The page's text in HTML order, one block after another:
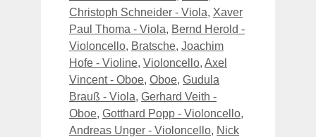
Christoph Schneider - Viola, Xaver
Paul Thoma - Viola, Bernd Herold -
Violoncello, Bratsche, Joachim
Hofe - Violine, Violoncello, Axel
Vincent - Oboe, Oboe, Gudula
Brauß - Viola, Gerhard Veith -
Oboe, Gotthard Popp - Violoncello,
Andreas Unger - Violoncello, Nick